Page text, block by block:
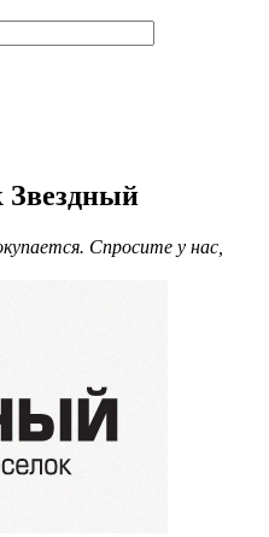
Звездный
Спросите у нас,